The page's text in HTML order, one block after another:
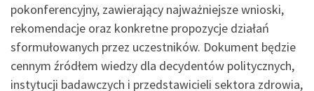
pokonferencyjny, zawierający najważniejsze wnioski,
rekomendacje oraz konkretne propozycje działań
sformułowanych przez uczestników. Dokument będzie
cennym źródłem wiedzy dla decydentów politycznych,
instytucji badawczych i przedstawicieli sektora zdrowia,